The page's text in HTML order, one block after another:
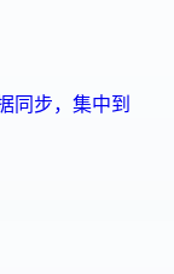
同步，集中到